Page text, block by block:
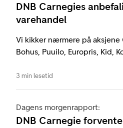
DNB Carnegies
varehandel
Vi kikker nærmere på aksjene
Bohus, Puuilo, Europris, Kid,
3 min lesetid
Dagens morgenrapport:
DNB Carnegie